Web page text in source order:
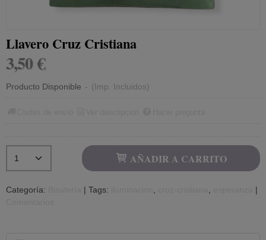
Llavero Cruz Cristiana
3,50 €
Producto Disponible - (Imp. Incluidos)
AÑADIR A CARRITO
Categoría: | Tags:
|